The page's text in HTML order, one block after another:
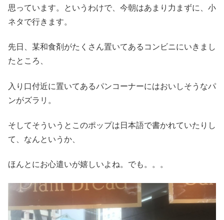
思っています。というわけで、今朝はあまり力まずに、小
ネタで行きます。
先日、某和食剤がたくさん置いてあるコンビニにいきまし
たところ、
入り口付近に置いてあるパンコーナーにはおいしそうなパ
ンがズラリ。
そしてそういうとこのポップは日本語で書かれていたりし
て、なんというか、
ほんとにお心遣いが嬉しいよね。でも。。。